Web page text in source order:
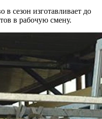
в сезон изготавливает до
в рабочую смену.